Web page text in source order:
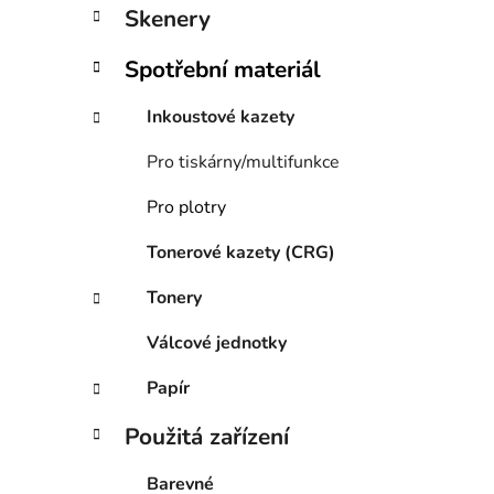
a
e
Skenery
Spotřební materiál
Inkoustové kazety
Pro tiskárny/multifunkce
Pro plotry
Tonerové kazety (CRG)
Tonery
Válcové jednotky
Papír
Použitá zařízení
Barevné